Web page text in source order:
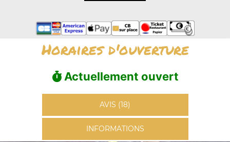
Horaires d'ouverture
Actuellement ouvert
AVIS (18)
INFORMATIONS